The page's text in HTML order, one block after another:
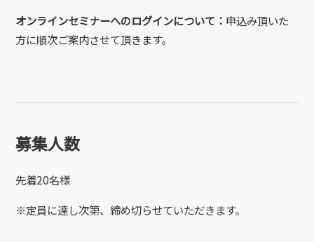
オンラインセミナーへのログインについて： 申込み頂いた
方に順次ご案内させて頂きます。
募集人数
先着20名様
※定員に達し次第、締め切らせていただきます。